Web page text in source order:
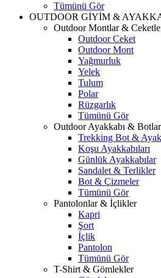
Tümünü Gör
OUTDOOR GİYİM &
Outdoor Montlar &
Outdoor Ceket
Outdoor Mont
Yağmurluk
Yelek
Tulum
Polar
Rüzgarlık
Tümünü Gör
Outdoor Ayakkabı & Botlar
Trekking Bot &
Koşu Ayakkabıları
Günlük Ayakkabılar
Sandalet & Terlikler
Bot & Çizmeler
Tümünü Gör
Pantolonlar & İçlikler
Kapri
Şort
İçlik
Pantolon
Tümünü Gör
T-Shirt & Gömlekler